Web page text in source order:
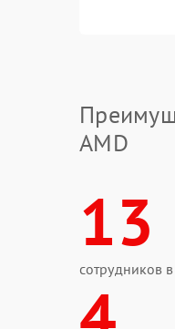
AMD
13
сотрудников